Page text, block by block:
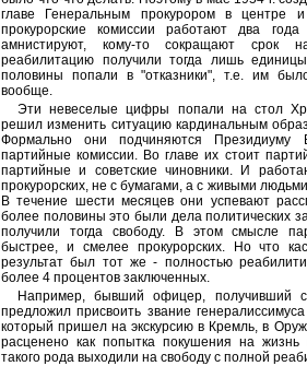
главе Генеральным прокурором в центре
прокурорские комиссии работают два
амнистируют, кому-то сокращают срок
реабилитацию получили тогда лишь
половины попали в "отказники", т.е. им
вообще.
Эти невеселые цифры попали на стол
решил изменить ситуацию кардинальным
Формально они подчиняются
партийные комиссии. Во главе их стоит
партийные и советские чиновники. И
прокурорских, не с бумагами, а с живыми
В течение шести месяцев они успевают
более половины это были дела политических
получили тогда свободу. В этом смысле
быстрее, и смелее прокурорских. Но что
результат был тот же - полностью
более 4 процентов заключенных.
Например, бывший офицер, получивший
предложил присвоить звание
который пришел на экскурсию в Кремль, в
расценено как попытка покушения на
такого рода выходили на свободу с полной